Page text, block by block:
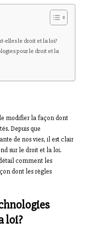
elles le droit et la loi?
pour le droit et la
modifier la façon dont
Depuis que
de nos vies, il est clair
sur le droit et la loi.
comment les
dont les règles
loi?